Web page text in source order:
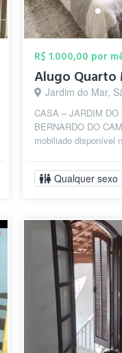
R$ 1.000,00 por
Jardim do Mar, São
CASA – JARDIM DO
BERNARDO DO
mobiliado disponível
com fácil acesso às...
Qualquer sexo